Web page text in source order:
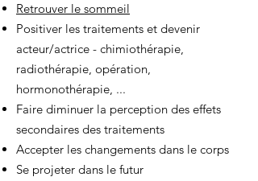
Retrouver le sommeil
Positiver les traitements et devenir
acteur/actrice - chimiothérapie,
radiothérapie, opération,
hormonothérapie, ...
Faire diminuer la perception des effets
secondaires des traitements
Accepter les changements dans le corps
Se projeter dans le futur